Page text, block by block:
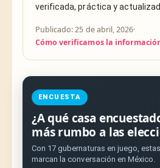
verificada, práctica y
Publicado: 25 de abril, 2026·
Cómo verificamos la
ENCUESTA
¿A qué casa
más rumbo a las
Con 17 gubernaturas en juego,
marcan la conversación en México.